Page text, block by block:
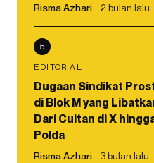
Risma Azhari 2 bulan lalu
5
EDITORIAL
Dugaan Sindikat
di Blok M yang
Dari Cuitan di X
Polda
Risma Azhari 3 bulan lalu